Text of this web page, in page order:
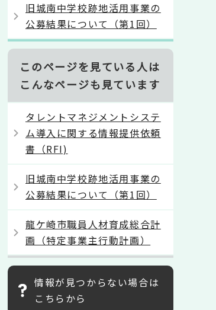
旧城南中学校跡地活用事業の
公募結果について（第1回）
このページを見ている人は
こんなページも見ています
タレントマネジメントシステ
ム導入に関する情報提供依頼
書（RFI)
旧城南中学校跡地活用事業の
公募結果について（第1回）
龍ケ崎市職員人材育成総合計
画（特定事業主行動計画）
情報が見つからない場合は
こちらから